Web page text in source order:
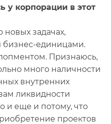
у корпорации в этот
задачах,
единицами.
Признаюсь,
много наличности
внутренних
ликвидности
и еще и потому, что
проектов